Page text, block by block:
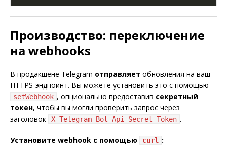
Производство: переключение
на webhooks
В продакшене Telegram отправляет обновления на ваш
HTTPS-эндпоинт. Вы можете установить это с помощью
setWebhook , опционально предоставив секретный
токен, чтобы вы могли проверить запрос через
заголовок
X-Telegram-Bot-Api-Secret-Token .
Установите webhook с помощью curl :